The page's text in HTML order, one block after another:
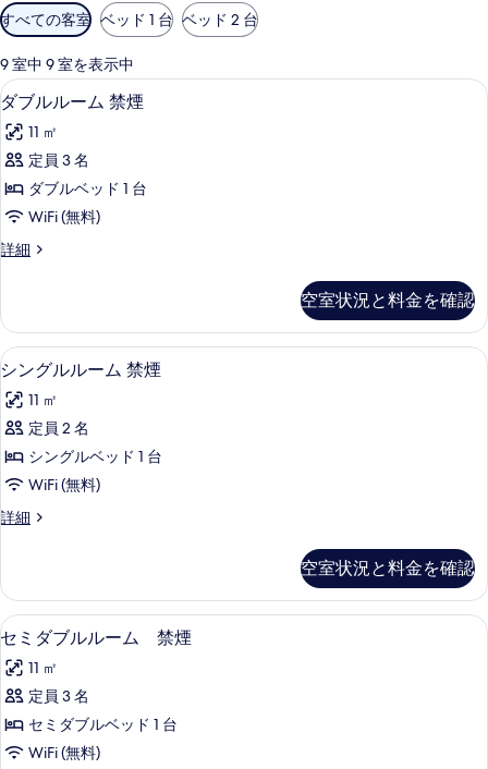
利
用
可
能
な
客
室
の
り
込
件
すべての客室 ベッド 1 台 ベッド 2 台
9 室中 9 室を表示中
ダ
ブ
ル
ル
ー
禁
の
す
べ
て
の
写
真
を
す
る
ダブルルーム 禁煙 | 羽毛の掛け布団
23
ダブルルーム 禁煙
11 ㎡
定員 3 名
ダブルベッド 1 台
WiFi (無料)
詳細
ダ
ー
ム
禁
の
詳
空室状況と料金を確認
シ
ン
グ
ル
ル
ム
煙
の
す
べ
て
の
写
シングルルーム 禁煙 | 羽毛の掛け布
23
シングルルーム 禁煙
11 ㎡
定員 2 名
シングルベッド 1 台
WiFi (無料)
詳細
シ
ル
ー
ム
煙
の
細
空室状況と料金を確認
セ
ミ
ダ
ブ
ル
セミダブルルーム 禁煙 | 羽毛の掛け
23
セミダブルルーム 禁煙
11 ㎡
定員 3 名
セミダブルベッド 1 台
WiFi (無料)